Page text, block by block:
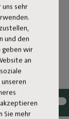
sehr
und den
geben wir
an
Sie mehr